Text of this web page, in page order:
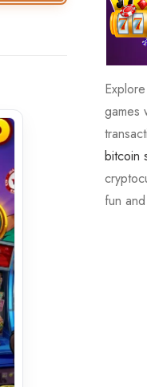
games
bitcoin
fun